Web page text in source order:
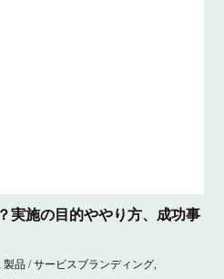
実施の目的ややり方、成功事
製品 / サービスブランディング,